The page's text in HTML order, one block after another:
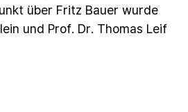
über Fritz Bauer wurde
und Prof. Dr. Thomas Leif